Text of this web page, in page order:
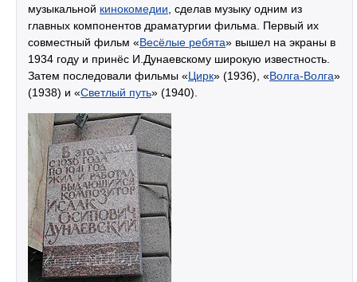
музыкальной кинокомедии, сделав музыку одним из
главных компонентов драматургии фильма. Первый их
совместный фильм «Весёлые ребята» вышел на экраны в
1934 году и принёс И.Дунаевскому широкую известность.
Затем последовали фильмы «Цирк» (1936), «Волга-Волга»
(1938) и «Светлый путь» (1940).